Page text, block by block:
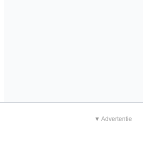
▼ Advertentie